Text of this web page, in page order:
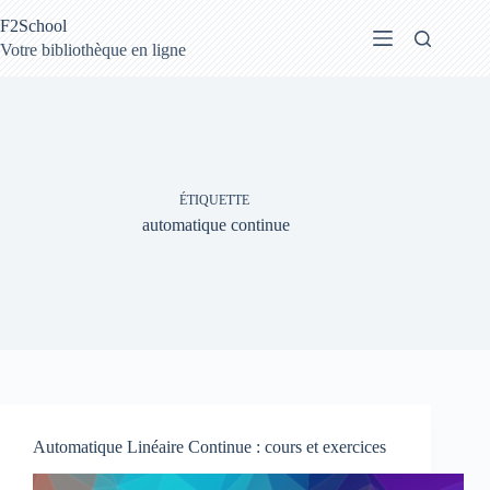
au
contenu
F2School
Votre bibliothèque en ligne
ÉTIQUETTE
automatique continue
Automatique Linéaire Continue : cours et exercices